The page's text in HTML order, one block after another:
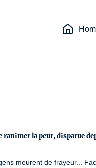
la peur, disparue
meurent de frayeur...